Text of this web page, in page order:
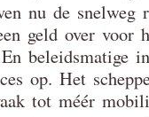
nu de
geld over voor
beleidsmatige
op. Het
tot méér